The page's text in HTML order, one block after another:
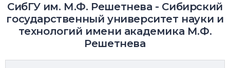
СибГУ им. М.Ф. Решетнева - Сибирский
государственный университет науки и
технологий имени академика М.Ф.
Решетнева